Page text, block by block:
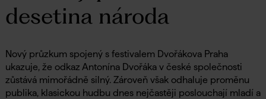
desetina národa
Nový průzkum spojený s festivalem Dvořákova Praha
ukazuje, že odkaz Antonína Dvořáka v české společnosti
zůstává mimořádně silný. Zároveň však odhaluje proměnu
publika, klasickou hudbu dnes nejčastěji poslouchají mladí a